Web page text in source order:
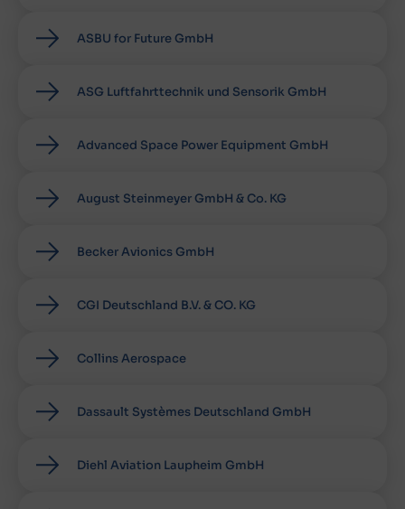
ASBU for Future GmbH
ASG Luftfahrttechnik und Sensorik GmbH
Advanced Space Power Equipment GmbH
August Steinmeyer GmbH & Co. KG
Becker Avionics GmbH
CGI Deutschland B.V. & CO. KG
Collins Aerospace
Dassault Systèmes Deutschland GmbH
Diehl Aviation Laupheim GmbH